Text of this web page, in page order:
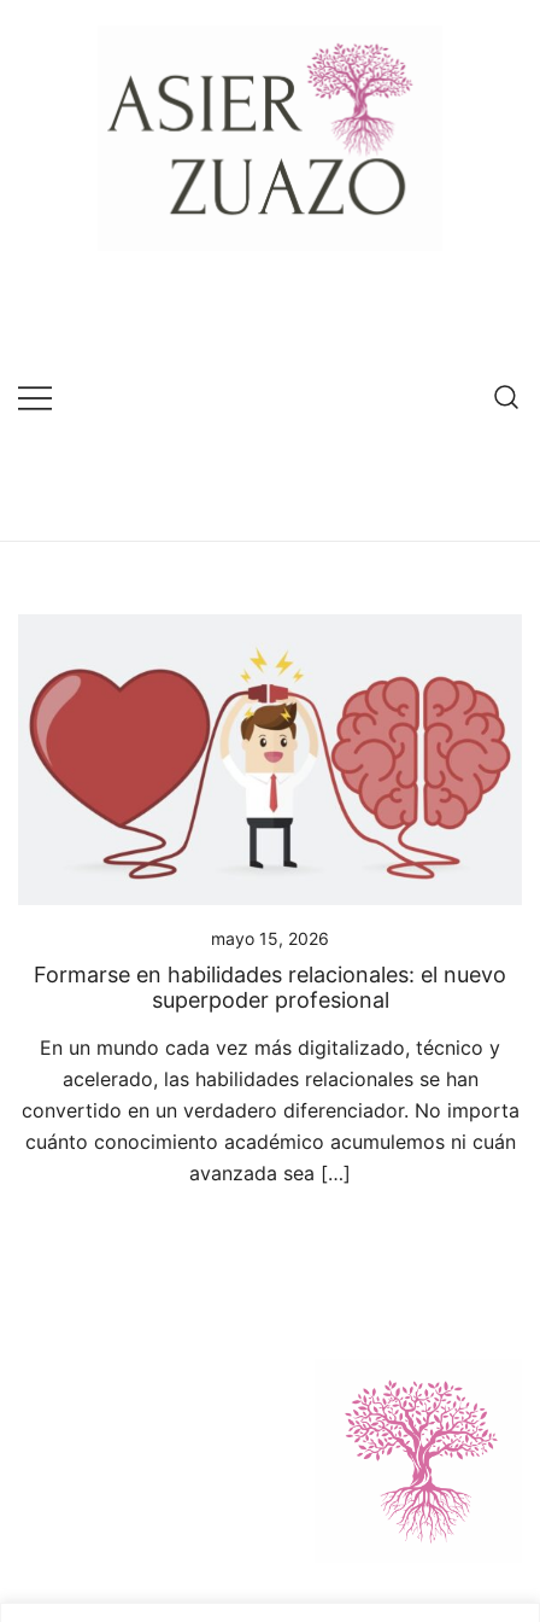
mayo 15, 2026
Formarse en habilidades relacionales: el nuevo
superpoder profesional
En un mundo cada vez más digitalizado, técnico y
acelerado, las habilidades relacionales se han
convertido en un verdadero diferenciador. No importa
cuánto conocimiento académico acumulemos ni cuán
avanzada sea […]